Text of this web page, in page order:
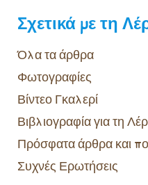
Σχετικά με τη
Όλα τα άρθρα
Φωτογραφίες
Βίντεο Γκαλερί
Βιβλιογραφία για τη
Πρόσφατα άρθρα και
Συχνές Ερωτήσεις